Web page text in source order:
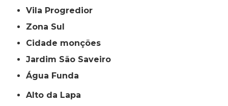
Vila Progredior
Zona Sul
cidade monções
jardim São Saveiro
Água Funda
Alto da Lapa